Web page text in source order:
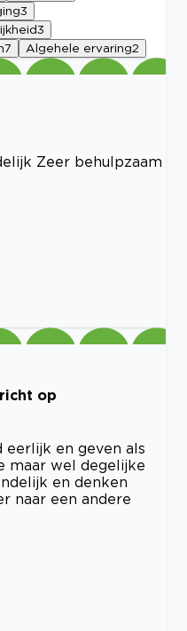
3
3
7 Algehele ervaring2
Zeer behulpzaam
op
en geven als
maar wel degelijke
en denken
naar een andere